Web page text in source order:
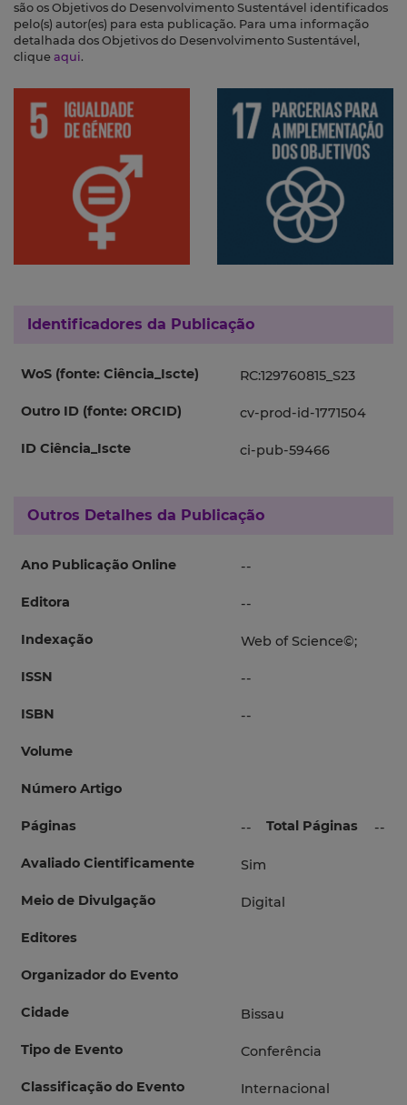
são os Objetivos do Desenvolvimento Sustentável identificados
pelo(s) autor(es) para esta publicação. Para uma informação
detalhada dos Objetivos do Desenvolvimento Sustentável,
clique aqui.
Identificadores da Publicação
WoS (fonte: Ciência_Iscte) RC:129760815_S23
Outro ID (fonte: ORCID) cv-prod-id-1771504
ID Ciência_Iscte ci-pub-59466
Outros Detalhes da Publicação
Ano Publicação Online --
Editora --
Indexação Web of Science©;
ISSN --
ISBN --
Volume
Número Artigo
Páginas -- Total Páginas --
Avaliado Cientificamente Sim
Meio de Divulgação Digital
Editores
Organizador do Evento
Cidade Bissau
Tipo de Evento Conferência
Classificação do Evento Internacional